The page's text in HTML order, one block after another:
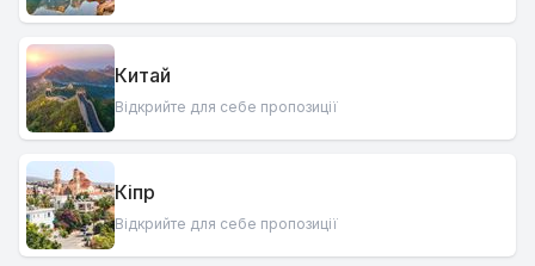
Китай
Відкрийте для себе пропозиції
Кіпр
Відкрийте для себе пропозиції